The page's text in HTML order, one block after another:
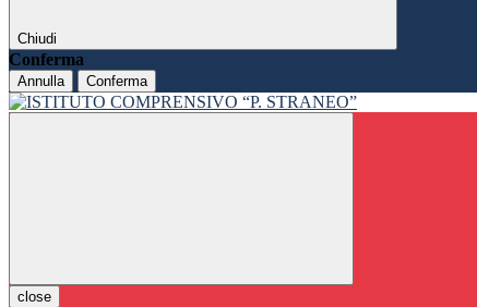
Chiudi
Conferma
Annulla Conferma
close